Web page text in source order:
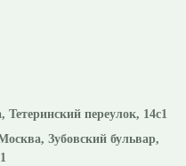
, Тетеринский переулок, 14с1
, Зубовский бульвар,